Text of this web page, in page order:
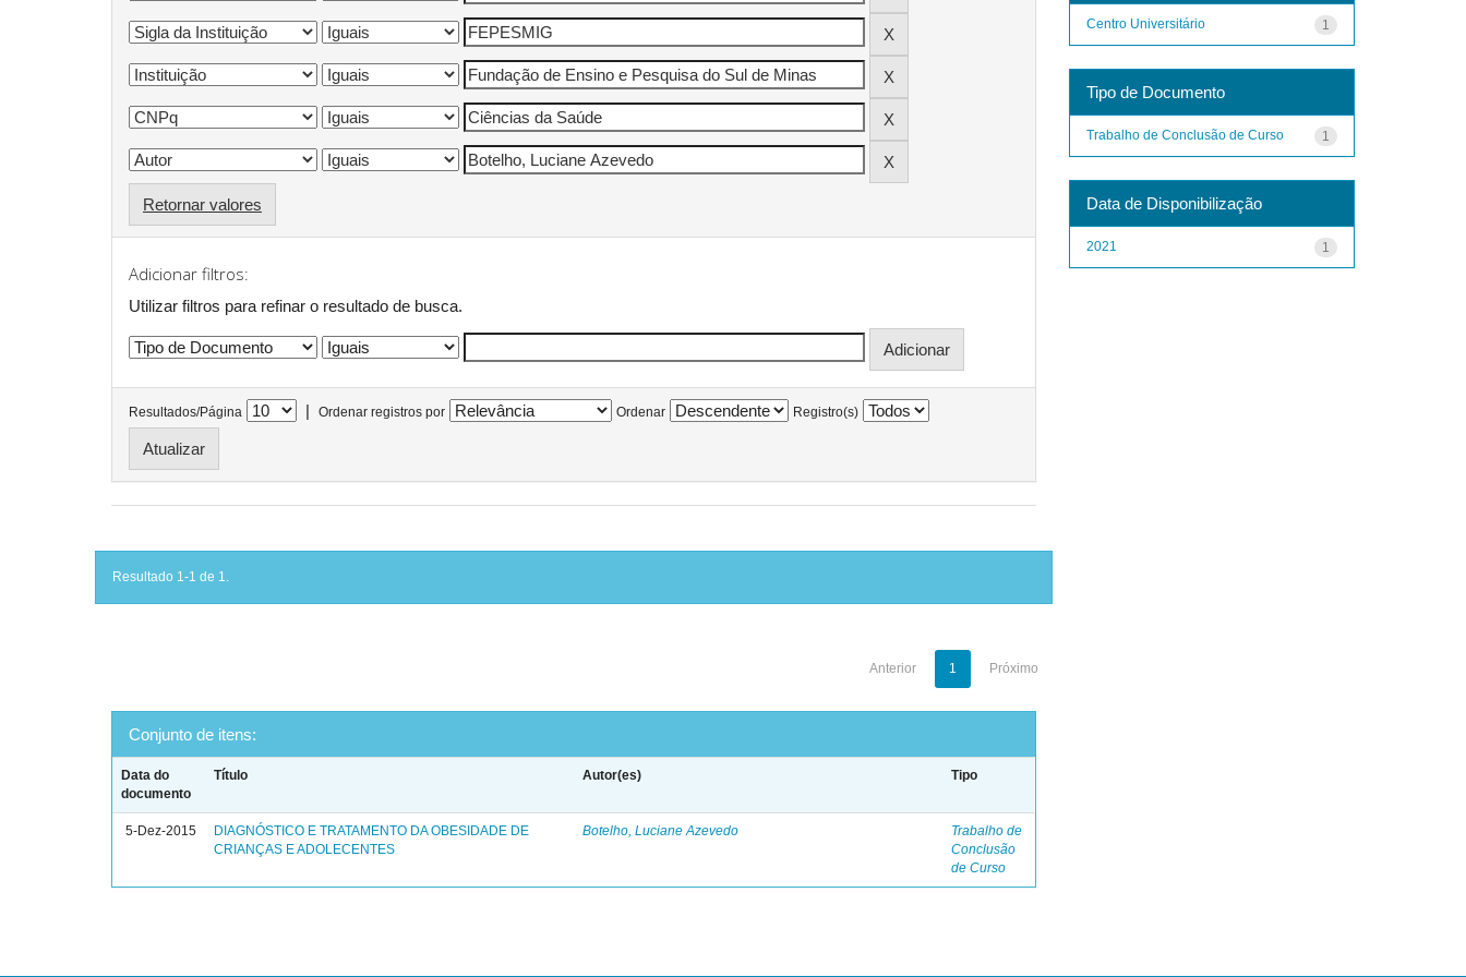
Retornar valores
Adicionar filtros:
Utilizar filtros para refinar o resultado de busca.
Resultados/Página | Ordenar registros por Ordenar Registro(s)
Resultado 1-1 de 1.
Anterior 1 Próximo
Conjunto de itens:
Data do
documento
Título Autor(es) Tipo
5-Dez-2015
DIAGNÓSTICO E TRATAMENTO DA OBESIDADE DE
CRIANÇAS E ADOLECENTES
Botelho, Luciane Azevedo
Trabalho de
Conclusão
de Curso
1
Centro Universitário
Tipo de Documento
1
Trabalho de Conclusão de Curso
Data de Disponibilização
1
2021